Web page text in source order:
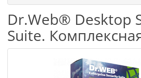
Dr.Web® Desktop
Suite.